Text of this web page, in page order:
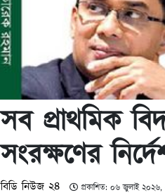
সব প্রাথমিক
সংরক্ষণের
বিডি নিউজ ২৪ প্রকাশিত: ০৬ জুলাই ২০২৬,